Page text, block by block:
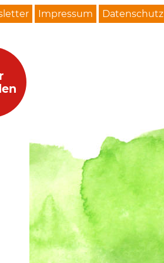
Impressum Datenschutz